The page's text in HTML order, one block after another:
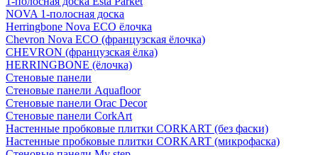
NOVA 1-полосная доска
Herringbone Nova ECO ёлочка
Chevron Nova ECO (французская ёлочка)
CHEVRON (французская ёлка)
HERRINGBONE (ёлочка)
Стеновые панели
Стеновые панели Aquafloor
Стеновые панели Orac Decor
Стеновые панели CorkArt
Настенные пробковые плитки CORKART (без фаски)
Настенные пробковые плитки CORKART (микрофаска)